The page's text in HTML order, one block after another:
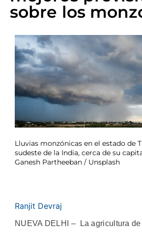
sobre los
Lluvias monzónicas en el estado de
sudeste de la India, cerca de su
Ganesh Partheeban / Unsplash
Ranjit Devraj
NUEVA DELHI – La agricultura